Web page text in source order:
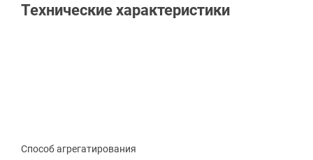
Технические характеристики
Способ агрегатирования